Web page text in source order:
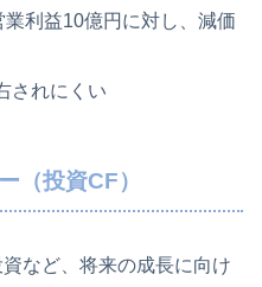
利益10億円に対し、減価
されにくい
（投資CF）
など、将来の成長に向け